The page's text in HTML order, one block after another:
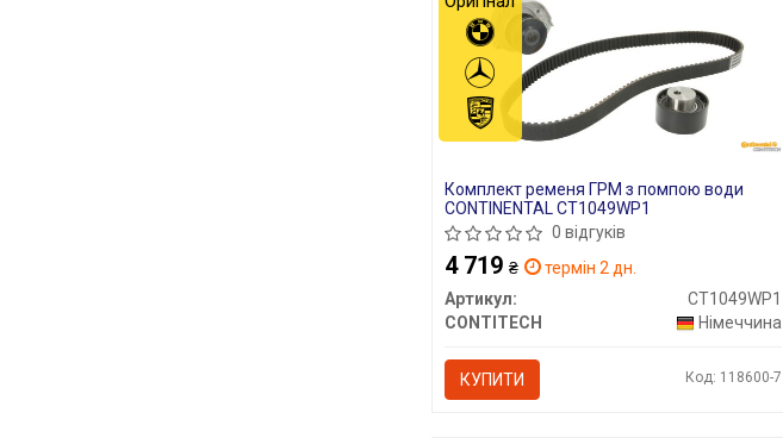
Комплект ременя ГРМ з помпою води
CONTINENTAL CT1049WP1
0 відгуків
4 719 ₴
термін 2 дн.
Артикул:
CT1049WP1
CONTITECH
Німеччина
КУПИТИ Код: 118600-7